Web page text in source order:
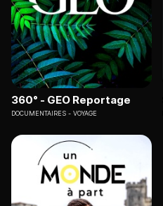
360° - GEO Reportage
DOCUMENTAIRES VOYAGE